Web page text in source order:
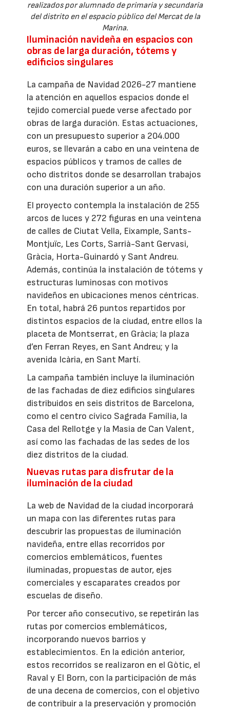
realizados por alumnado de primaria y secundaria
del distrito en el espacio público del Mercat de la
Marina.
Iluminación navideña en espacios con
obras de larga duración, tótems y
edificios singulares
La campaña de Navidad 2026-27 mantiene
la atención en aquellos espacios donde el
tejido comercial puede verse afectado por
obras de larga duración. Estas actuaciones,
con un presupuesto superior a 204.000
euros, se llevarán a cabo en una veintena de
espacios públicos y tramos de calles de
ocho distritos donde se desarrollan trabajos
con una duración superior a un año.
El proyecto contempla la instalación de 255
arcos de luces y 272 figuras en una veintena
de calles de Ciutat Vella, Eixample, Sants-
Montjuïc, Les Corts, Sarrià-Sant Gervasi,
Gràcia, Horta-Guinardó y Sant Andreu.
Además, continúa la instalación de tótems y
estructuras luminosas con motivos
navideños en ubicaciones menos céntricas.
En total, habrá 26 puntos repartidos por
distintos espacios de la ciudad, entre ellos la
placeta de Montserrat, en Gràcia; la plaza
d’en Ferran Reyes, en Sant Andreu; y la
avenida Icària, en Sant Martí.
La campaña también incluye la iluminación
de las fachadas de diez edificios singulares
distribuidos en seis distritos de Barcelona,
como el centro cívico Sagrada Família, la
Casa del Rellotge y la Masia de Can Valent,
así como las fachadas de las sedes de los
diez distritos de la ciudad.
Nuevas rutas para disfrutar de la
iluminación de la ciudad
La web de Navidad de la ciudad incorporará
un mapa con las diferentes rutas para
descubrir las propuestas de iluminación
navideña, entre ellas recorridos por
comercios emblemáticos, fuentes
iluminadas, propuestas de autor, ejes
comerciales y escaparates creados por
escuelas de diseño.
Por tercer año consecutivo, se repetirán las
rutas por comercios emblemáticos,
incorporando nuevos barrios y
establecimientos. En la edición anterior,
estos recorridos se realizaron en el Gòtic, el
Raval y El Born, con la participación de más
de una decena de comercios, con el objetivo
de contribuir a la preservación y promoción